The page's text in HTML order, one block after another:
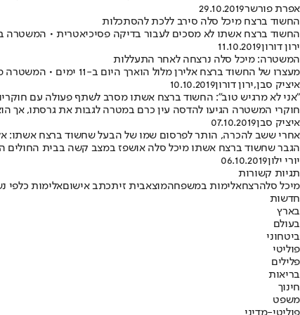
אפרת פורשר29.10.2019
החשוד ברצח מיכל סלה סירב ללכת להסתכלות
החשוד ברצח אשתו לא מסכים לעבור בדיקה פסיכיאטרית • המשטרה
ירון דורון11.10.2019
המשטרה: מיכל סלה נרצחה לאחר התעללות
מעצרו של החשוד ברצח אלירן מלול הוארך היום ב-11 ימים • המשטרה מייחסת לחשוד עבירות של התעללות, רצח באכזריות מיוחדת ושיבוש הליכי משפט
איציק סבן,ירון דורון10.10.2019
"אני לא מרגיש טוב": החשוד ברצח אשתו מסרב לשתף פעולה עם חוקריו
חוקרי המשטרה הגיעו להדסה עין כרם במטרה לגבות את גרסתו, אך
איציק סבן07.10.2019
אחרי ששב להכרה, הותר לפרסום שמו של הבעל שחשוד ברצח אשתו:
הגבר שחשוד ברצח אשתו מיכל סלה אושפז במצב קשה בבית החולים
יורי ילון06.10.2019
תגיות קשורות
מיכל סלהרצחאלימות במשפחהמוצאבית זיתכתב אישוםאלימות כלפי
חדשות
בארץ
בעולם
ביטחוני
פוליטי
פלילים
בריאות
חינוך
משפט